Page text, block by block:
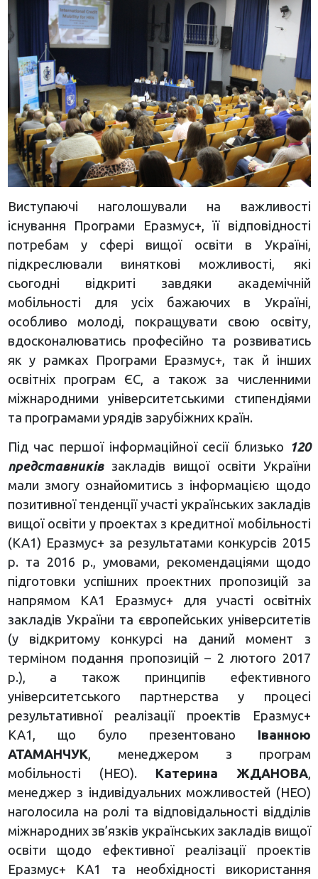
Виступаючі наголошували на важливості
існування Програми Еразмус+, її відповідності
потребам у сфері вищої освіти в Україні,
підкреслювали виняткові можливості, які
сьогодні відкриті завдяки академічній
мобільності для усіх бажаючих в Україні,
особливо молоді, покращувати свою освіту,
вдосконалюватись професійно та розвиватись
як у рамках Програми Еразмус+, так й інших
освітніх програм ЄС, а також за численними
міжнародними університетськими стипендіями
та програмами урядів зарубіжних країн.
Під час першої інформаційної сесії близько 120
представниківзакладів вищої освіти України
мали змогу ознайомитись з інформацією щодо
позитивної тенденції участі українських закладів
вищої освіти у проектах з кредитної мобільності
(КА1) Еразмус+ за результатами конкурсів 2015
р. та 2016 р., умовами, рекомендаціями щодо
підготовки успішних проектних пропозицій за
напрямом КА1 Еразмус+ для участі освітніх
закладів України та європейських університетів
(у відкритому конкурсі на даний момент з
терміном подання пропозицій – 2 лютого 2017
р.), а також принципів ефективного
університетського партнерства у процесі
результативної реалізації проектів Еразмус+
КА1, що було презентовано Іванною
АТАМАНЧУК, менеджером з програм
мобільності (НЕО). Катерина ЖДАНОВА,
менеджер з індивідуальних можливостей (НЕО)
наголосила на ролі та відповідальності відділів
міжнародних зв’язків українських закладів вищої
освіти щодо ефективної реалізації проектів
Еразмус+ КА1 та необхідності використання